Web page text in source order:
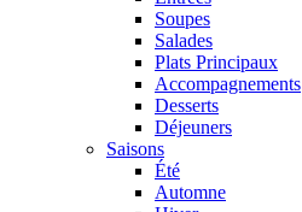
Soupes
Salades
Plats Principaux
Accompagnements
Desserts
Déjeuners
Saisons
Été
Automne